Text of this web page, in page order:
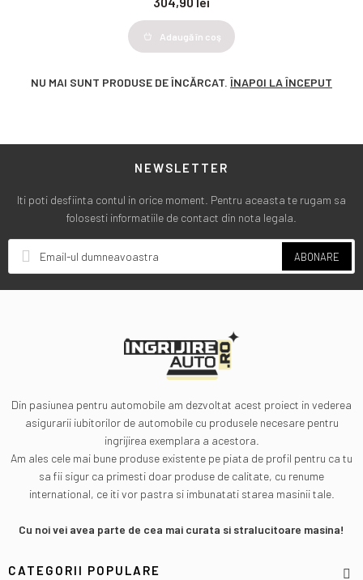
Adaugă în coş
NU MAI SUNT PRODUSE DE ÎNCĂRCAT. ÎNAPOI LA ÎNCEPUT
NEWSLETTER
Iti poti desfiinta contul in orice moment. Pentru aceasta te rugam sa
folosesti informatiile de contact din nota legala.
ABONARE
Din pasiunea pentru automobile am dezvoltat acest proiect in vederea
asigurarii iubitorilor de automobile cu produsele necesare pentru
ingrijirea exemplara a acestora.
Am ales cele mai bune produse existente pe piata de profil pentru ca tu
sa fii sigur ca primesti doar produse de calitate, cu renume
international, ce iti vor pastra si imbunatati starea masinii tale.
Cu noi vei avea parte de cea mai curata si stralucitoare masina!
CATEGORII POPULARE